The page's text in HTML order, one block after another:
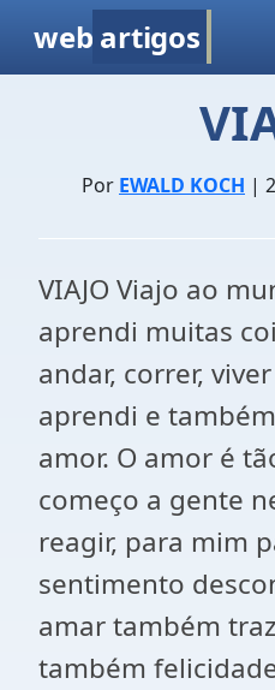
web artigos
Por EWALD KOCH |
VIAJO Viajo ao
aprendi muitas
andar, correr,
aprendi e
amor. O amor é
começo a gente
reagir, para mim
sentimento
amar também
também